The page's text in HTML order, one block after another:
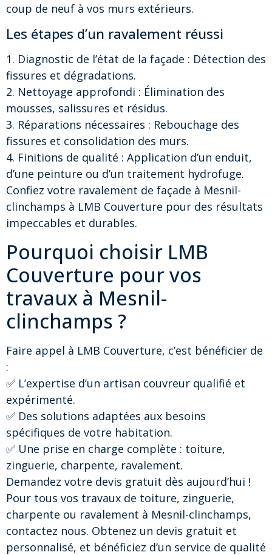
coup de neuf à vos murs extérieurs.
Les étapes d’un ravalement réussi
1. Diagnostic de l’état de la façade : Détection des
fissures et dégradations.
2. Nettoyage approfondi : Élimination des
mousses, salissures et résidus.
3. Réparations nécessaires : Rebouchage des
fissures et consolidation des murs.
4. Finitions de qualité : Application d’un enduit,
d’une peinture ou d’un traitement hydrofuge.
Confiez votre ravalement de façade à Mesnil-
clinchamps à LMB Couverture pour des résultats
impeccables et durables.
Pourquoi choisir LMB
Couverture pour vos
travaux à Mesnil-
clinchamps ?
Faire appel à LMB Couverture, c’est bénéficier de
:
✅ L’expertise d’un artisan couvreur qualifié et
expérimenté.
✅ Des solutions adaptées aux besoins
spécifiques de votre habitation.
✅ Une prise en charge complète : toiture,
zinguerie, charpente, ravalement.
Demandez votre devis gratuit dès aujourd’hui !
Pour tous vos travaux de toiture, zinguerie,
charpente ou ravalement à Mesnil-clinchamps,
contactez nous. Obtenez un devis gratuit et
personnalisé, et bénéficiez d’un service de qualité